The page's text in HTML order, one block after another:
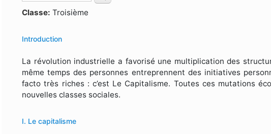
Formulaire de recherche
Classe:Troisième
Introduction
La révolution industrielle a favorisé une multiplication des
même temps des personnes entreprennent des initiatives
facto très riches : c’est Le Capitalisme. Toutes ces mutations
nouvelles classes sociales.
I. Le capitalisme